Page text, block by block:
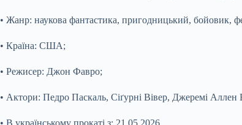
• Жанр: наукова фантастика, пригодницький, бойовик,
• Країна: США;
• Режисер: Джон Фавро;
• Актори: Педро Паскаль, Сіґурні Вівер, Джеремі Аллен
• В українському прокаті з: 21.05.2026.